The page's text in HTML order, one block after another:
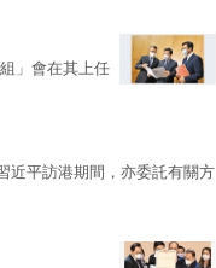
」會在其上任
近平訪港期間，亦委託有關方